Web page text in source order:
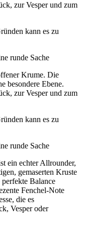
zur Vesper und zum
kann es zu
runde Sache
Krume. Die
besondere Ebene.
zur Vesper und zum
kann es zu
runde Sache
ein echter Allrounder,
gemaserten Kruste
Balance
Fenchel-Note
die es
Vesper oder